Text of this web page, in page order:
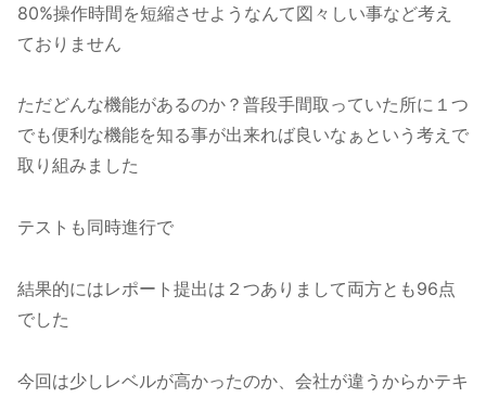
80%操作時間を短縮させようなんて図々しい事など考え
ておりません
ただどんな機能があるのか？普段手間取っていた所に１つ
でも便利な機能を知る事が出来れば良いなぁという考えで
取り組みました
テストも同時進行で
結果的にはレポート提出は２つありまして両方とも96点
でした
今回は少しレベルが高かったのか、会社が違うからかテキ